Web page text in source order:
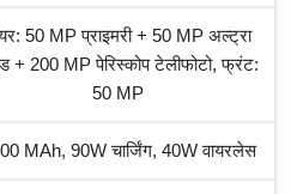
50 MP प्राइमरी + 50 MP अल्ट्रा
+ 200 MP पेरिस्कोप टेलीफोटो, फ्रंट:
50 MP
MAh, 90W चार्जिंग, 40W वायरलेस